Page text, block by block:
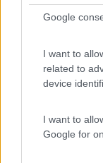
Google
I want to
related to
device
I want to
Google for
Servizi /
Immerso nel